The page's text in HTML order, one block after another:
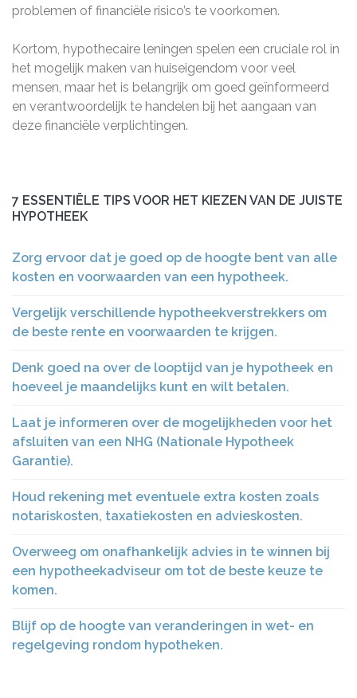
problemen of financiële risico’s te voorkomen.
Kortom, hypothecaire leningen spelen een cruciale rol in
het mogelijk maken van huiseigendom voor veel
mensen, maar het is belangrijk om goed geïnformeerd
en verantwoordelijk te handelen bij het aangaan van
deze financiële verplichtingen.
7 ESSENTIËLE TIPS VOOR HET KIEZEN VAN DE JUISTE
HYPOTHEEK
Zorg ervoor dat je goed op de hoogte bent van alle
kosten en voorwaarden van een hypotheek.
Vergelijk verschillende hypotheekverstrekkers om
de beste rente en voorwaarden te krijgen.
Denk goed na over de looptijd van je hypotheek en
hoeveel je maandelijks kunt en wilt betalen.
Laat je informeren over de mogelijkheden voor het
afsluiten van een NHG (Nationale Hypotheek
Garantie).
Houd rekening met eventuele extra kosten zoals
notariskosten, taxatiekosten en advieskosten.
Overweeg om onafhankelijk advies in te winnen bij
een hypotheekadviseur om tot de beste keuze te
komen.
Blijf op de hoogte van veranderingen in wet- en
regelgeving rondom hypotheken.